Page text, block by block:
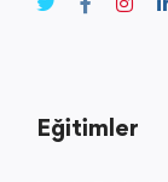
Eğitimler